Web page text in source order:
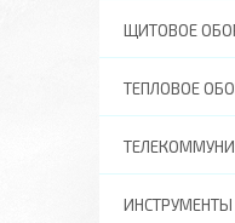
ЩИТОВОЕ
ТЕПЛОВОЕ